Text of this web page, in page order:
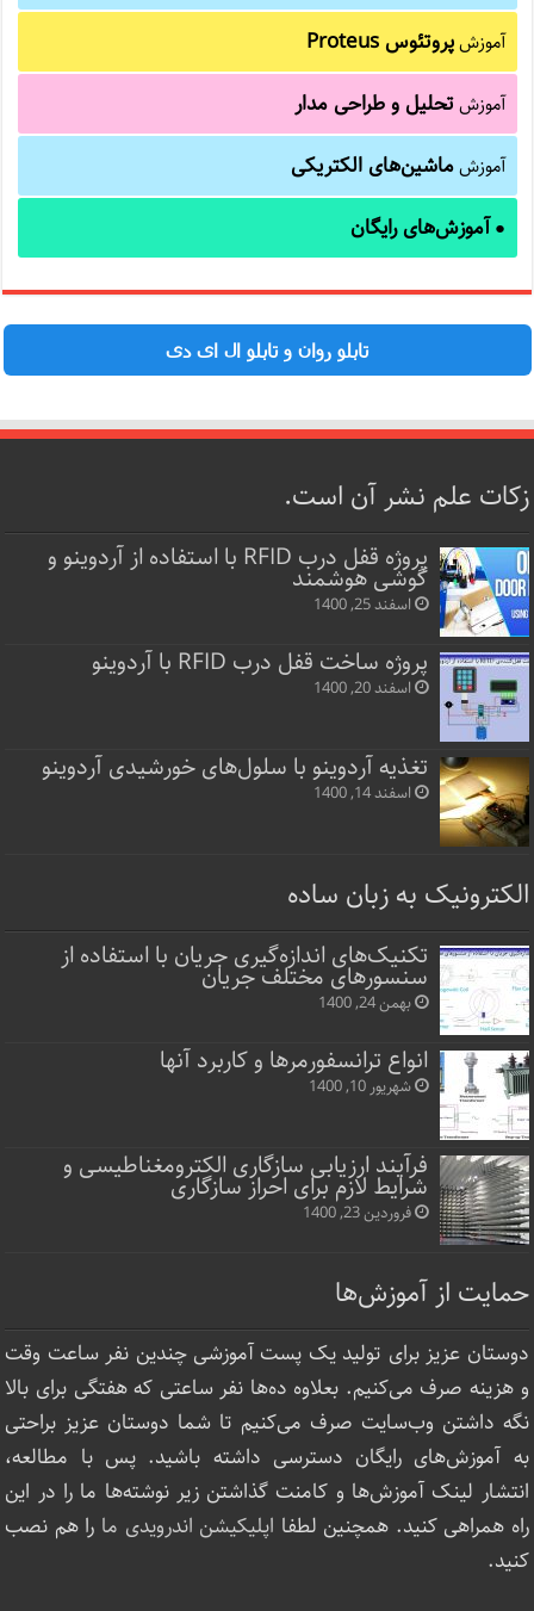
آموزشپروتئوس Proteus
آموزشتحلیل و طراحی مدار
آموزشماشین‌های الکتریکی
● آموزش‌های رایگان
تابلو روان و تابلو ال ای دی
زکات علم نشر آن است.
پروژه قفل‌ درب RFID با استفاده از آردوینو و
گوشی هوشمند
اسفند 25, 1400
پروژه ساخت قفل‌ درب RFID با آردوینو
اسفند 20, 1400
تغذیه آردوینو با سلول‌های خورشیدی آردوینو
اسفند 14, 1400
الکترونیک به زبان ساده
تکنیک‌های اندازه‌گیری جریان با استفاده از
سنسورهای مختلف جریان
بهمن 24, 1400
انواع ترانسفورمرها و کاربرد آنها
شهریور 10, 1400
فرآیند ارزیابی سازگاری الکترومغناطیسی و
شرایط لازم برای احراز سازگاری
فروردین 23, 1400
حمایت از آموزش‌ها
دوستان عزیز برای تولید یک پست آموزشی چندین نفر ساعت‌ وقت
و هزینه صرف می‌کنیم. بعلاوه ده‌ها نفر ساعتی که هفتگی برای بالا
نگه داشتن وب‌سایت صرف ‌می‌کنیم تا شما دوستان عزیز براحتی
به آموزش‌های رایگان دسترسی داشته باشید. پس با مطالعه،
انتشار لینک‌ آموزش‌ها و کامنت گذاشتن زیر نوشته‌‌ها ما را در این
راه همراهی کنید. همچنین لطفا اپلیکیشن اندرویدی ما را هم نصب
کنید.